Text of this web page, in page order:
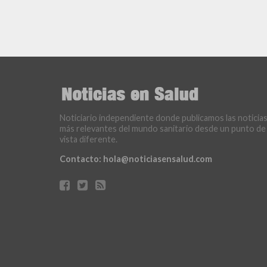
Noticiario independiente donde publicamos las noticias
más relevantes del mundo sanitario desde un punto de
vista diferente.
Contacto: hola@noticiasensalud.com